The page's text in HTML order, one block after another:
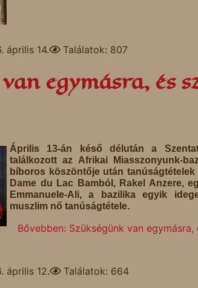
április 14. Találatok: 807
egymásra, és
Április 13-án késő délután a
találkozott az Afrikai Miasszonyunk-
bíboros köszöntője után
Dame du Lac Bamból, Rakel Anzere,
Emmanuele-Ali, a bazilika egyik
muszlim nő tanúságtétele.
Bővebben: Szükségünk van
április 12. Találatok: 664